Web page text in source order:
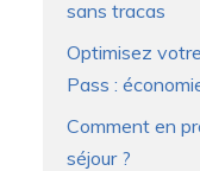
sans tracas
Optimisez
Pass :
Comment en
séjour ?